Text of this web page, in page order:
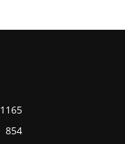
1165
854